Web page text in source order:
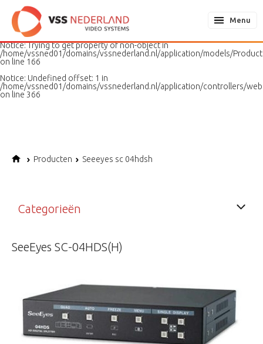
Notice: Undefined variable: page in
/home/vssned01/domains/vssnederland.nl/application/models/
on line
187
Notice: Trying to get property of non-object in
/home/vssned01/domains/vssnederland.nl/application/models/
on line 166
Notice: Undefined offset: 1 in
/home/vssned01/domains/vssnederland.nl/application/controllers/
on line 366
Menu
Producten Seeeyes sc 04hdsh
Categorieën
SeeEyes SC-04HDS(H)